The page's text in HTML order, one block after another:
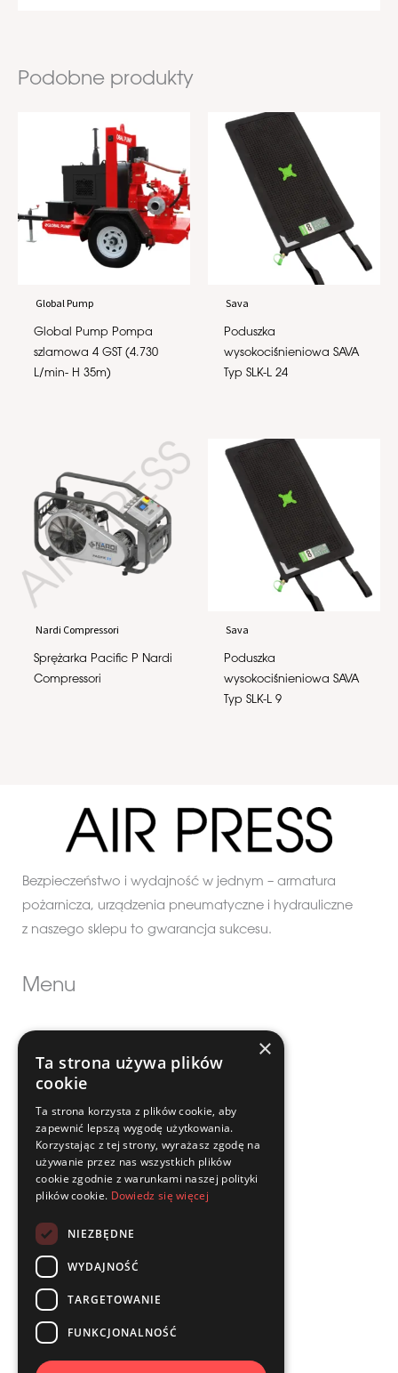
Podobne produkty
Global Pump
Global Pump Pompa
szlamowa 4 GST (4.730
L/min- H 35m)
Sava
Poduszka
wysokociśnieniowa SAVA
Typ SLK-L 24
Nardi Compressori
Sprężarka Pacific P Nardi
Compressori
Sava
Poduszka
wysokociśnieniowa SAVA
Typ SLK-L 9
Bezpieczeństwo i wydajność w jednym – armatura
pożarnicza, urządzenia pneumatyczne i hydrauliczne
z naszego sklepu to gwarancja sukcesu.
Menu
Straż pożarna
Przemysł
Medycyna i higiena
Pliki do pobrania
Adres
ul. Pisankowa 1, 45-841 Opole
tel.:+48 77 402 42 60
e-mail: info@airpress.com.pl
×
Ta strona używa plików
cookie
Ta strona korzysta z plików cookie, aby
zapewnić lepszą wygodę użytkowania.
Korzystając z tej strony, wyrażasz zgodę na
używanie przez nas wszystkich plików
cookie zgodnie z warunkami naszej polityki
plików cookie. Dowiedz się więcej
NIEZBĘDNE
WYDAJNOŚĆ
TARGETOWANIE
FUNKCJONALNOŚĆ